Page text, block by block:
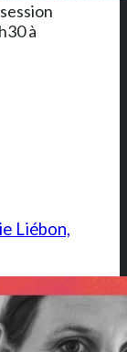
à
Liébon,